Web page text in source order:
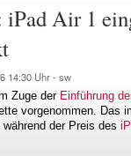
iPad Air 1
14:30 Uhr - sw
Zuge der Einführung
vorgenommen. Das
während der Preis des